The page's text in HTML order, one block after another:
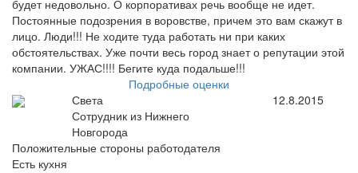
будет недовольно. О корпоративах речь вообще не идет.
Постоянные подозрения в воровстве, причем это вам скажут в
лицо. Люди!!! Не ходите туда работать ни при каких
обстоятельствах. Уже почти весь город знает о репутации этой
компании. УЖАС!!!! Бегите куда подальше!!!
Подробные оценки
Света
Сотрудник из Нижнего
Новгорода
12.8.2015
Положительные стороны работодателя
Есть кухня